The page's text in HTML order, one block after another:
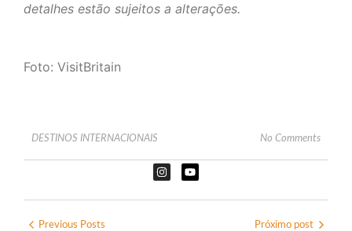
detalhes estão sujeitos a alterações.
Foto: VisitBritain
DESTINOS INTERNACIONAIS No Comments
Previous Posts Próximo post